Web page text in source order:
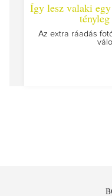
Így lesz valaki egy
Az extra ráadás